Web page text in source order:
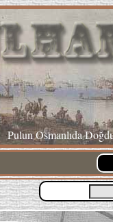
Pulun Osmanlıda